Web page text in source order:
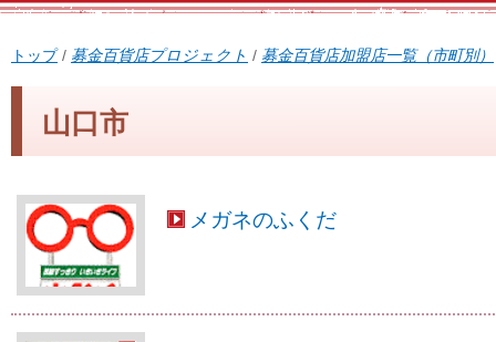
現
在
トップ/ 募金百貨店プロジェクト / 募金百貨店加盟店一覧（市町別）
山口市
メガネのふくだ